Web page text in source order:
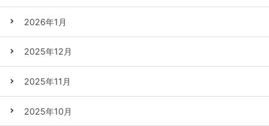
2026年1月
2025年12月
2025年11月
2025年10月